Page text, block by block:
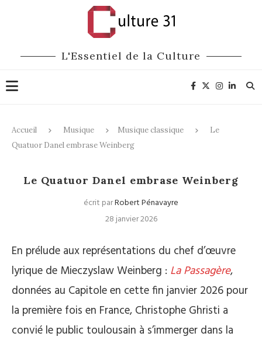
L'Essentiel de la Culture
Accueil Musique Musique classique
Le
Quatuor Danel embrase Weinberg
Le Quatuor Danel embrase Weinberg
écrit parRobert Pénavayre
28 janvier 2026
En prélude aux représentations du chef d’œuvre
lyrique de Mieczyslaw Weinberg : La Passagère,
données au Capitole en cette fin janvier 2026 pour
la première fois en France, Christophe Ghristi a
convié le public toulousain à s’immerger dans la